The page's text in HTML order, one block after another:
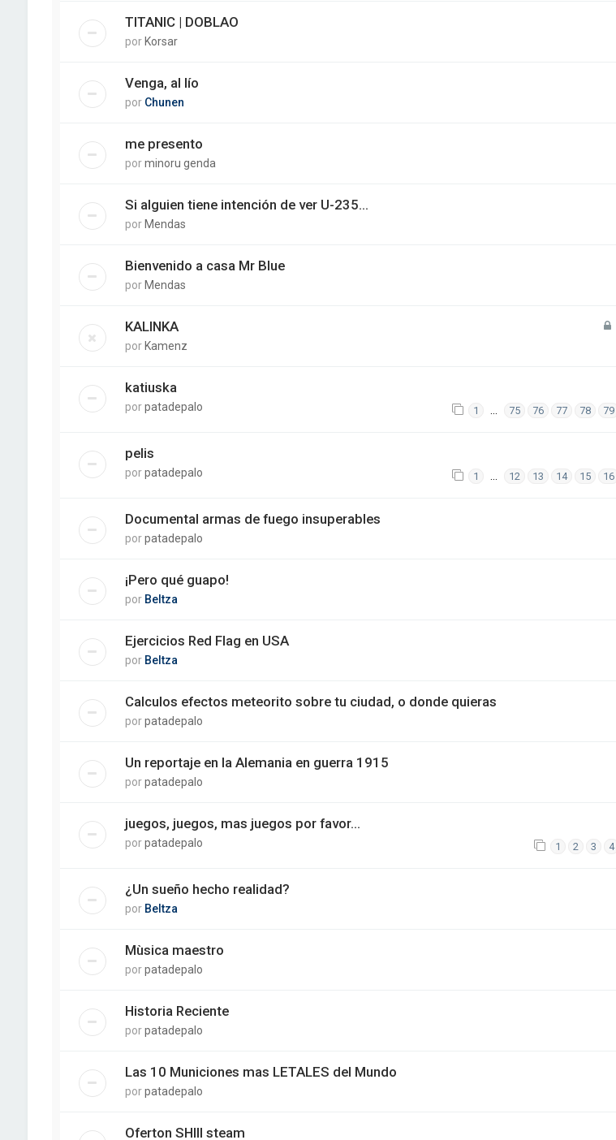
TITANIC | DOBLAO
porKorsar
Venga, al lío
por Chunen
me presento
porminoru genda
Si alguien tiene intención de ver U-235...
porMendas
Bienvenido a casa Mr Blue
porMendas
KALINKA
porKamenz
katiuska
porpatadepalo 1 75 76 77 78 79
pelis
porpatadepalo 1 12 13 14 15 16
Documental armas de fuego insuperables
porpatadepalo
¡Pero qué guapo!
por Beltza
Ejercicios Red Flag en USA
por Beltza
Calculos efectos meteorito sobre tu ciudad, o donde quieras
porpatadepalo
Un reportaje en la Alemania en guerra 1915
porpatadepalo
juegos, juegos, mas juegos por favor...
porpatadepalo 1 2 3 4
¿Un sueño hecho realidad?
por Beltza
Mùsica maestro
porpatadepalo
Historia Reciente
porpatadepalo
Las 10 Municiones mas LETALES del Mundo
porpatadepalo
Oferton SHIII steam